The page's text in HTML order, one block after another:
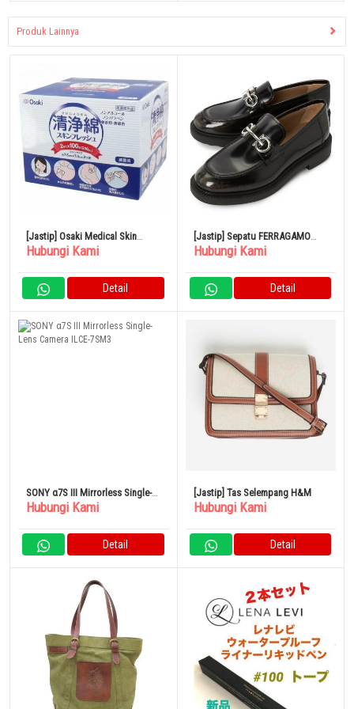
Produk Lainnya
[Jastip] Osaki Medical Skin
Fresh 100 Sachet
Hubungi Kami
Detail
[Jastip] Sepatu FERRAGAMO
GALLES SPARROW 0758380
Hubungi Kami
Detail
SONY α7S III Mirrorless Single-
Lens Camera ILCE-7SM3
Hubungi Kami
Detail
[Jastip] Tas Selempang H&M
Hubungi Kami
Detail